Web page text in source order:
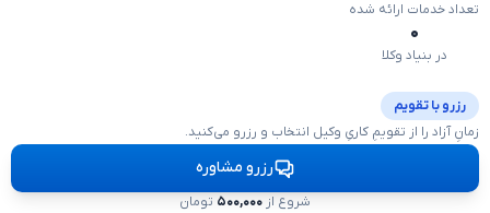
تعداد خدمات ارائه شده
۰
در بنیاد وکلا
رزرو با تقویم
زمانِ آزاد را از تقویمِ کاریِ وکیل انتخاب و رزرو می‌کنید.
رزرو مشاوره
شروع از ۵۰۰,۰۰۰ تومان